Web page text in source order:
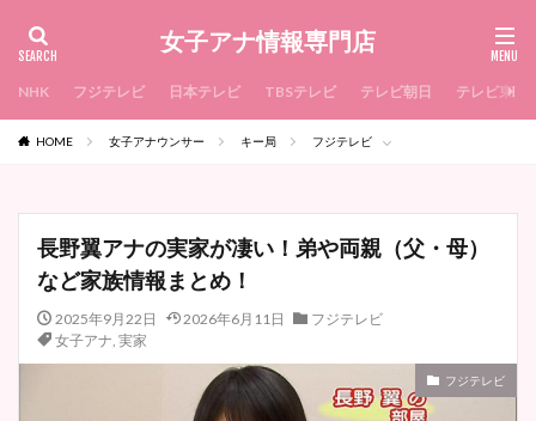
女子アナ情報専門店
NHK フジテレビ 日本テレビ TBSテレビ テレビ朝日 テレビ東京
HOME 女子アナウンサー キー局 フジテレビ
長野翼アナの実家が凄い！弟や両親（父・母）
など家族情報まとめ！
2025年9月22日 2026年6月11日
フジテレビ
女子アナ, 実家
フジテレビ